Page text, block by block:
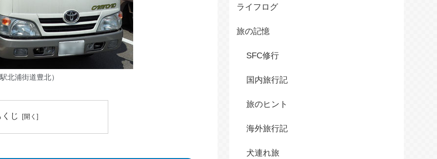
北浦街道豊北）
くじ
ライフログ
旅の記憶
SFC修行
国内旅行記
旅のヒント
海外旅行記
犬連れ旅